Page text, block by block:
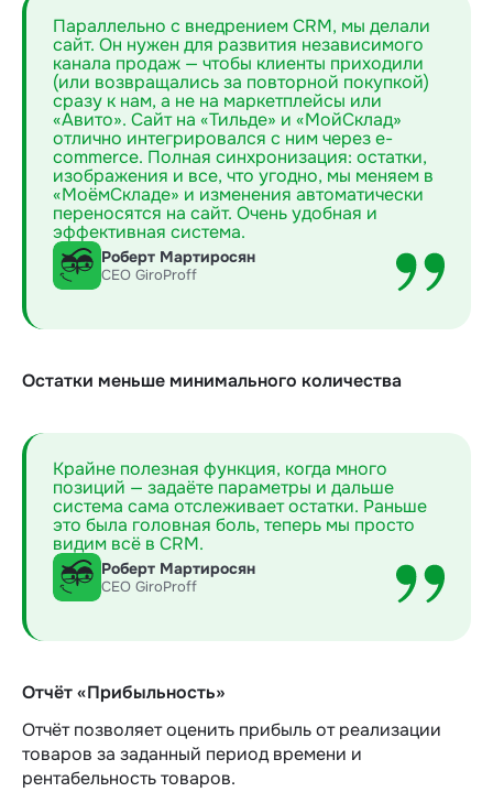
Параллельно с внедрением CRM, мы делали
сайт. Он нужен для развития независимого
канала продаж — чтобы клиенты приходили
(или возвращались за повторной покупкой)
сразу к нам, а не на маркетплейсы или
«Авито». Сайт на «Тильде» и «МойСклад»
отлично интегрировался с ним через e-
commerce. Полная синхронизация: остатки,
изображения и все, что угодно, мы меняем в
«МоёмСкладе» и изменения автоматически
переносятся на сайт. Очень удобная и
эффективная система.
Роберт Мартиросян
СЕО GiroProff
Остатки меньше минимального количества
Крайне полезная функция, когда много
позиций — задаёте параметры и дальше
система сама отслеживает остатки. Раньше
это была головная боль, теперь мы просто
видим всё в CRM.
Роберт Мартиросян
СЕО GiroProff
Отчёт «Прибыльность»
Отчёт позволяет оценить прибыль от реализации
товаров за заданный период времени и
рентабельность товаров.